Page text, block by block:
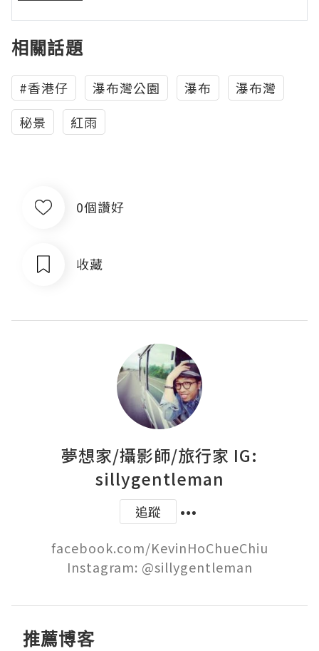
相關話題
#香港仔 瀑布灣公園 瀑布
瀑布灣
秘景
紅雨
0個讚好
收藏
夢想家/攝影師/旅行家 IG:
sillygentleman
追蹤
facebook.com/KevinHoChueChiu
Instagram: @sillygentleman
推薦博客